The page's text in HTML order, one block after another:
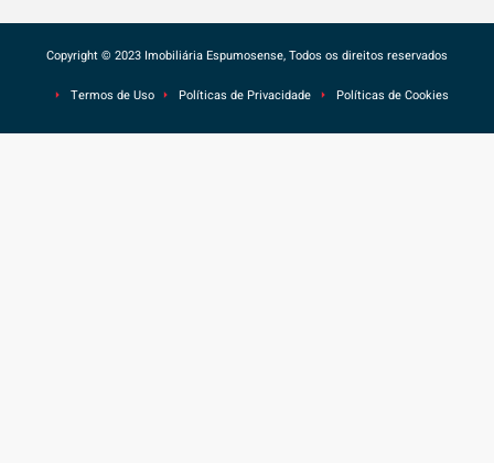
Copyright © 2023 Imobiliária Espumosense, Todos os direitos reservados
Termos de Uso Políticas de Privacidade Políticas de Cookies